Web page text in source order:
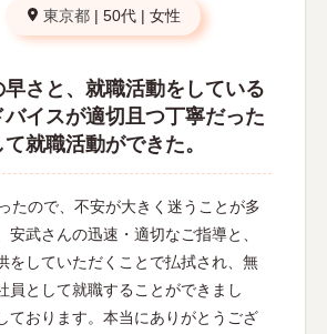
東京都 | 50代 | 女性
早さと、就職活動をしている
イスが適切且つ丁寧だった
就職活動ができた。
たので、不安が大きく迷うことが多
安武さんの迅速・適切なご指導と、
をしていただくことで払拭され、無
員として就職することができまし
ております。本当にありがとうござ